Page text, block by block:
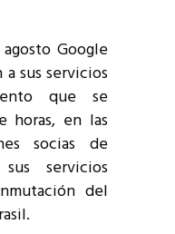
Google
sus servicios
que se
horas, en las
socias de
servicios
del